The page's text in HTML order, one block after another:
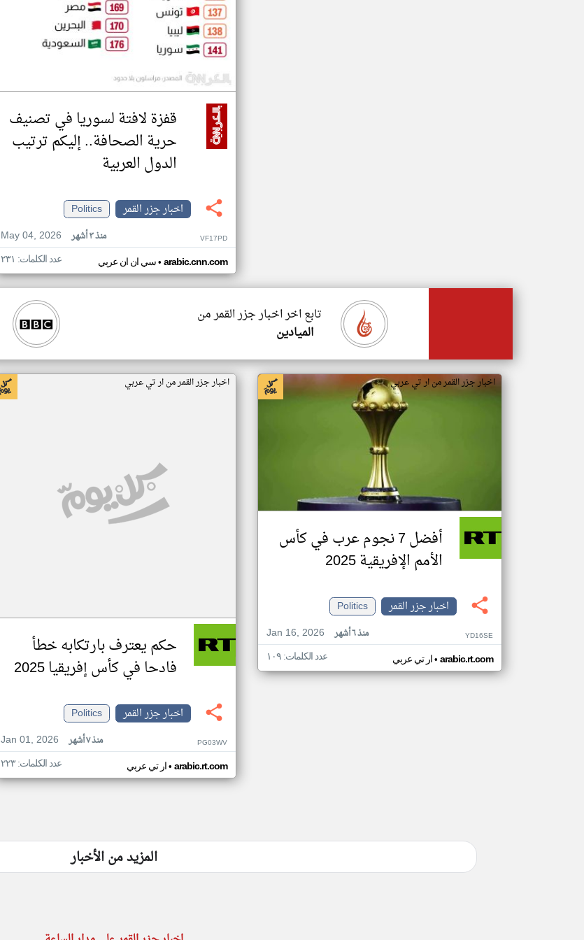
قفزة لافتة لسوريا في تصنيف
حرية الصحافة.. إليكم ترتيب
الدول العربية
اخبار جزر القمر
Politics
May 04, 2026
منذ ٣ أشهر VF17PD
سي ان ان عربي• arabic.cnn.com عدد الكلمات: ٢٣١
تابع اخر اخبار جزر القمر من
الميادين
اخبار جزر القمر من ار تي عربي
أفضل 7 نجوم عرب في كأس
الأمم الإفريقية 2025
اخبار جزر القمر
Politics
Jan 16, 2026
منذ ٦ أشهر YD16SE
ار تي عربي• arabic.rt.com عدد الكلمات: ١٠٩
اخبار جزر القمر من ار تي عربي
حكم يعترف بارتكابه خطأ
فادحا في كأس إفريقيا 2025
اخبار جزر القمر
Politics
Jan 01, 2026
منذ ٧ أشهر PG03WV
ار تي عربي• arabic.rt.com عدد الكلمات: ٢٢٣
المزيد من الأخبار